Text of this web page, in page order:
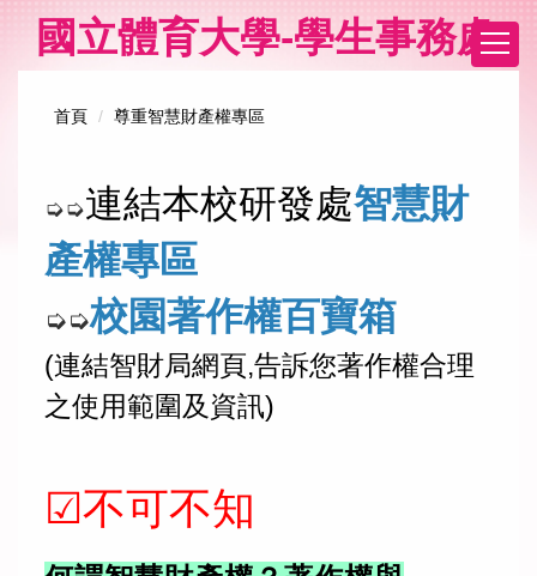
主
國立體育大學-學生事務處
首頁 尊重智慧財產權專區
➭➭連結本校研發處智慧財
產權專區
➭➭校園著作權百寶箱
(連結智財局網頁,告訴您著作權合理
之使用範圍及資訊)
☑不可不知